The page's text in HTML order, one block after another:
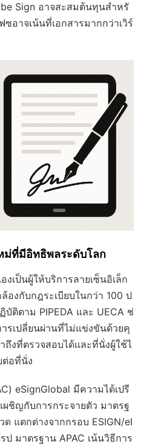
Sign อาจสะสมต้นทุนสำหรั
อาจเน้นที่เอกสารมากกว่าเวิร์
ม่ที่มีอิทธิพลระดับโลก
งเป็นผู้ให้บริการลายเซ็นอิเล็ก
งกับกฎระเบียบในกว่า 100 ป
ติตาม PIPEDA และ UECA ช่
รเปลี่ยนผ่านที่ไม่แข่งขันด้วยคุ
งที่ตรวจสอบได้และที่นั่งผู้ใช้ไ
ต่อที่นั่ง
eSignGlobal มีความได้เปรี
ผชิญกับการกระจายตัว มาตรฐ
แตกต่างจากกรอบ ESIGN/eI
ป มาตรฐาน APAC เน้นวิธีการ